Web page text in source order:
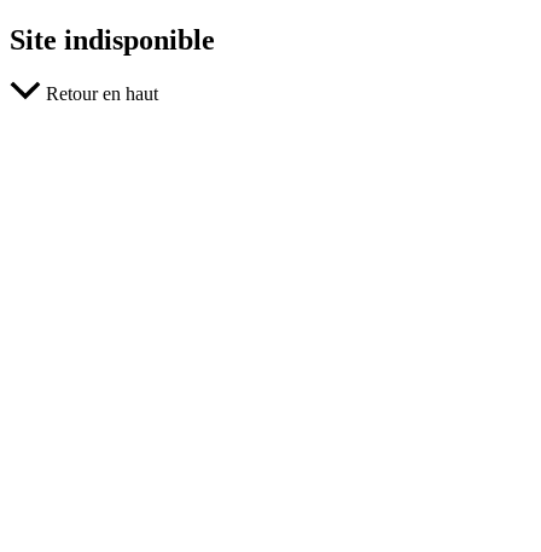
Site indisponible
Retour en haut